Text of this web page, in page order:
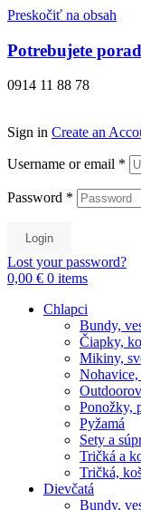
Preskočiť na obsah
Potrebujete
0914 11 88 78
Sign in Create an
Username or email *
Password *
Login
Lost your password?
0,00 € 0 items
Chlapci
Bundy,
Čiapky,
Mikiny,
Ponožky,
Pyžamá
Sety a
Tričká a
Tričká,
Dievčatá
Bundy,